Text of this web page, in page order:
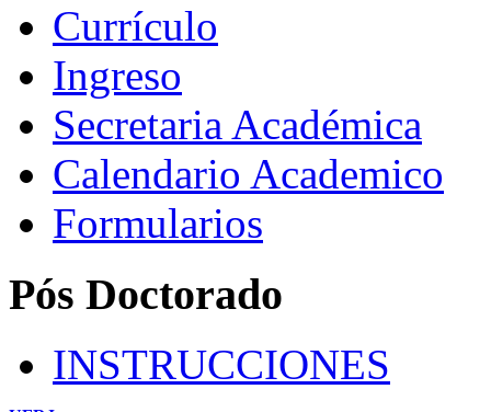
Currículo
Ingreso
Secretaria Académica
Calendario Academico
Formularios
Pós Doctorado
INSTRUCCIONES